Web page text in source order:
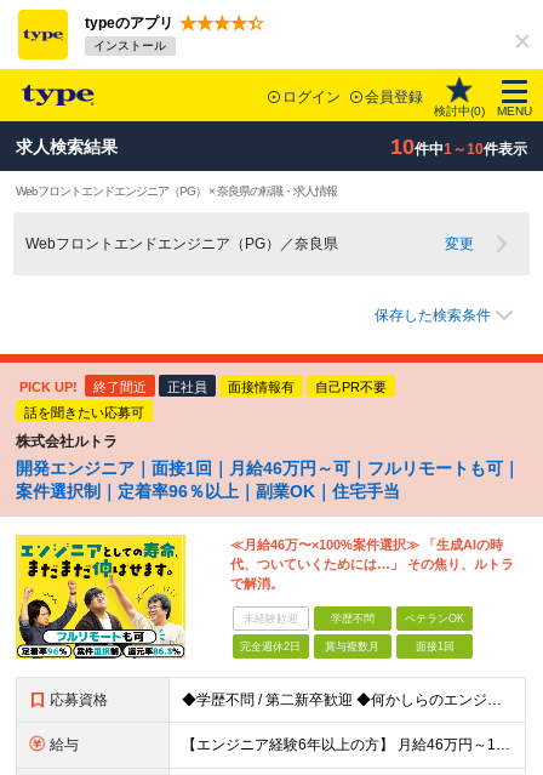
typeのアプリ
インストール
ログイン 会員登録
検討中(0) MENU
求人検索結果 10件中1～10件表示
Webフロントエンドエンジニア（PG） × 奈良県の転職・求人情報
Webフロントエンドエンジニア（PG）／奈良県 変更
保存した検索条件
PICK UP! 終了間近 正社員 面接情報有
自己PR不要
話を聞きたい応募可
株式会社ルトラ
開発エンジニア｜面接1回｜月給46万円～可｜フルリモートも可｜
案件選択制｜定着率96％以上｜副業OK｜住宅手当
≪月給46万〜×100%案件選択≫ 「生成AIの時
代、ついていくためには…」 その焦り、ルトラ
で解消。
未経験歓迎 学歴不問 ベテランOK
完全週休2日 賞与複数月 面接1回
応募資格 ◆学歴不問 / 第二新卒歓迎 ◆何かしらのエンジニア経験をお持ちの方 （言語・期間・フェーズ不問） 経験浅めの方も遠慮なくご応募ください！ ■入社前Q＆A ────── ◎実力に見合った報酬が手に
給与 【エンジニア経験6年以上の方】 月給46万円～100万円（固定残業代含む） ※上記月給には月30時間分の固定残業代（月8万7,400円～月19万円）を含む。超過分は全額支給。 【エンジニア経験4年以